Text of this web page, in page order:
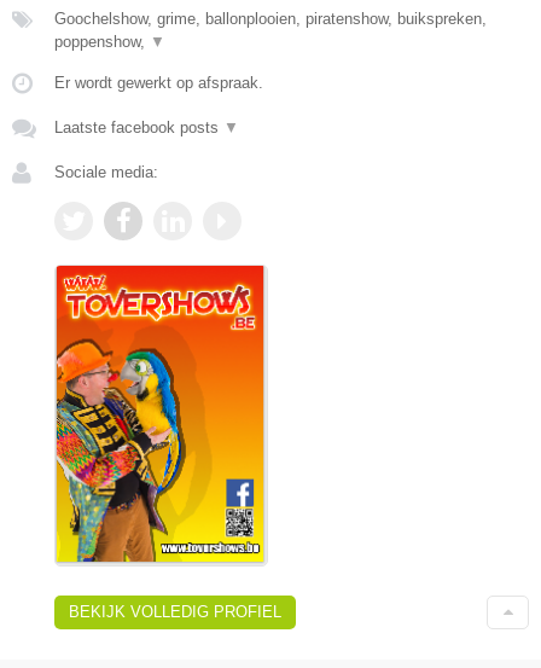
Goochelshow, grime, ballonplooien, piratenshow, buikspreken,
poppenshow, ▼
Er wordt gewerkt op afspraak.
Laatste facebook posts ▼
Sociale media:
BEKIJK VOLLEDIG PROFIEL